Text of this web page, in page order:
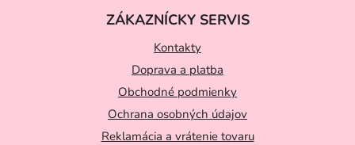
ZÁKAZNÍCKY SERVIS
Kontakty
Doprava a platba
Obchodné podmienky
Ochrana osobných údajov
Reklamácia a vrátenie tovaru